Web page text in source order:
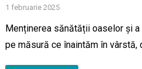
1 februarie 2025
Menținerea sănătății oaselor și
pe măsură ce înaintăm în vârstă,